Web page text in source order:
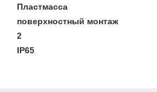
Пластмасса
поверхностный монтаж
2
IP65